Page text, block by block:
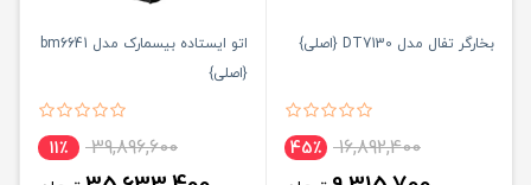
بخارگر تفال مدل DT7130 {اصلی}
16,892,400 45٪
اتو ایستاده بیسمارک مدل bm6641
{اصلی}
39,896,600 11٪